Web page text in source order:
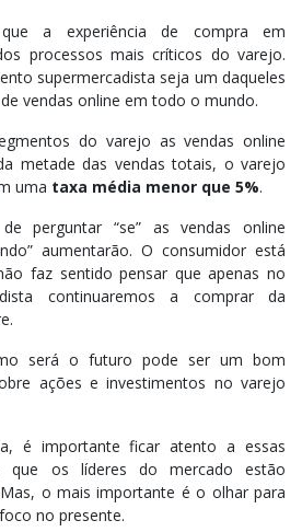
a experiência de compra em
processos mais críticos do varejo.
supermercadista seja um daqueles
vendas online em todo o mundo.
do varejo as vendas online
metade das vendas totais, o varejo
uma taxa média menor que 5%.
perguntar “se” as vendas online
aumentarão. O consumidor está
faz sentido pensar que apenas no
continuaremos a comprar da
será o futuro pode ser um bom
ações e investimentos no varejo
é importante ficar atento a essas
que os líderes do mercado estão
o mais importante é o olhar para
no presente.